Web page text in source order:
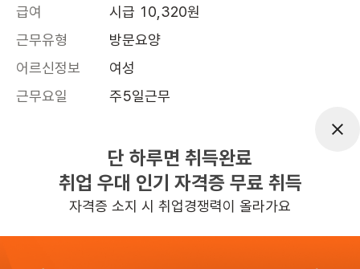
급여
시급 10,320원
근무유형
방문요양
어르신정보
여성
근무요일
주5일근무
평일 : 4시간30분(주5일, 월 2회 일요일
근무) 오전근무 08:00~11:00 /  오후근
무 16:30~18:00 (협의가능), 주 5일 근
무
관심 일자리정보 더보기
단 하루면 취득완료
취업 우대 인기 자격증 무료 취득
자격증 소지 시 취업경쟁력이 올라가요